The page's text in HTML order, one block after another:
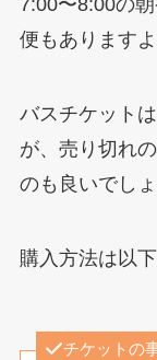
7:00〜8:00の
便もありますよ
バスチケット
が、売り切れ
のも良いでしょ
購入方法は以
チケットの